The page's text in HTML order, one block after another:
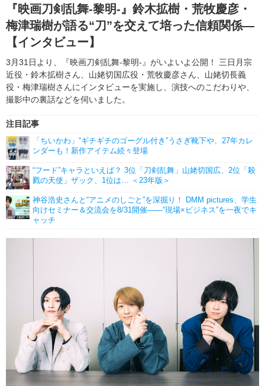
ゲーム グッズ
イベント 海外
海外イベント ビジネス
俳優・タレント アーティスト
ビジネス
アニメ 実写
書評 イベント
ゲーム 座談会
動画
アニメ
アニメ！アニメ！TV ABEMA Cafe
連載・コラム
『映画刀剣乱舞-黎明-』鈴木拡樹・荒牧慶彦・
梅津瑞樹が語る“刀”を交えて培った信頼関係―
【インタビュー】
3月31日より、『映画刀剣乱舞-黎明-』がいよいよ公開！ 三日月宗
近役・鈴木拡樹さん、山姥切国広役・荒牧慶彦さん、山姥切長義
役・梅津瑞樹さんにインタビューを実施し、演技へのこだわりや、
撮影中の裏話などを伺いました。
注目記事
「ちいかわ」“ギチギチのゴーグル付き”うさぎ靴下や、27年カレ
ンダーも！新作アイテム続々登場
“フード”キャラといえば？ 3位「刀剣乱舞」山姥切国広、2位「殺
戮の天使」ザック、1位は… ＜23年版＞
神谷浩史さんと“アニメのしごと”を深掘り！ DMM pictures、学生
向けセミナー＆交流会を8/31開催――“現場×ビジネス”を一夜でキ
ャッチ